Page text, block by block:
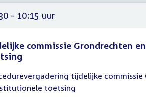
- 10:15 uur
commissie Grondrechten
tijdelijke commissie
toetsing